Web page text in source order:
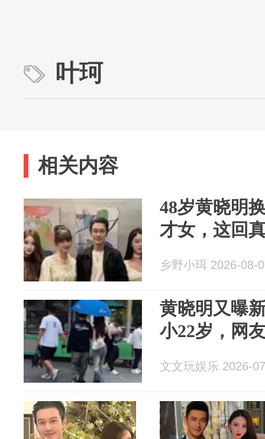
叶珂
相关内容
48岁黄晓明
才女，这回
乡野小珥 2026-08-
黄晓明又曝
小22岁，网
文文玩娱乐 2026-